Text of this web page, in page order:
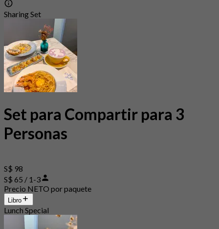
Sharing Set
Set para Compartir para 3
Personas
S$ 98
S$ 65 / 1-3
Precio NETO por paquete
Libro
Lunch Special